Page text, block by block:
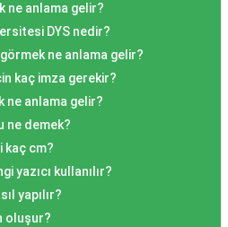
ne anlama gelir?
DYS nedir?
ne anlama gelir?
kaç imza gerekir?
ne anlama gelir?
ne demek?
kaç cm?
yazıcı kullanılır?
yapılır?
oluşur?